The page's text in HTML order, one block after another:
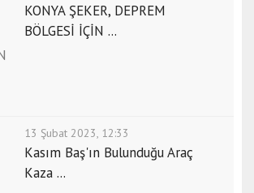
KONYA ŞEKER, DEPREM
BÖLGESİ İÇİN ...
13 Şubat 2023, 12:33
Kasım Baş'ın Bulunduğu Araç
Kaza ...